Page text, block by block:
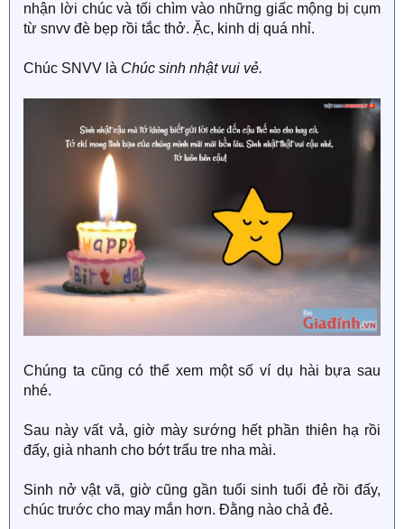
nhận lời chúc và tối chìm vào những giấc mộng bị cụm
từ snvv đè bẹp rồi tắc thở. Ặc, kinh dị quá nhỉ.
Chúc SNVV là Chúc sinh nhật vui vẻ.
Chúng ta cũng có thể xem một số ví dụ hài bựa sau
nhé.
Sau này vất vả, giờ mày sướng hết phần thiên hạ rồi
đấy, già nhanh cho bớt trẩu tre nha mài.
Sinh nở vật vã, giờ cũng gần tuổi sinh tuổi đẻ rồi đấy,
chúc trước cho may mắn hơn. Đằng nào chả đẻ.